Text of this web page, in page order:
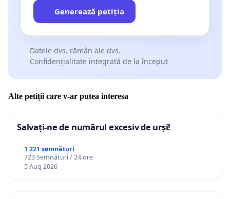
Generează petiția
Datele dvs. rămân ale dvs.
Confidențialitate integrată de la început
Alte petiții care v-ar putea interesa
Salvați-ne de numărul excesiv de urși!
1 221 semnături
723 Semnături / 24 ore
5 Aug 2026